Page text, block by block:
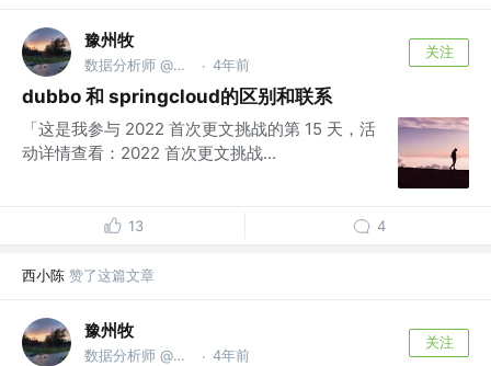
豫州牧
数据分析师 @龙湖集团 · 4年前
关注
dubbo 和 springcloud的区别和联系
「这是我参与 2022 首次更文挑战的第 15 天，活
动详情查看：2022 首次更文挑战...
13 4
西小陈 赞了这篇文章
豫州牧
数据分析师 @龙湖集团 · 4年前
关注